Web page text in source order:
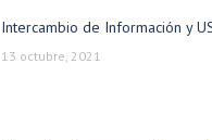
Intercambio de Información y
13 octubre, 2021